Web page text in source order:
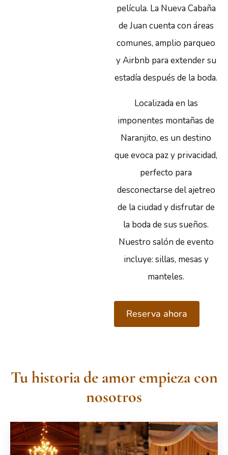
película. La Nueva Cabaña
de Juan cuenta con áreas
comunes, amplio parqueo
y Airbnb para extender su
estadía después de la boda.
Localizada en las
imponentes montañas de
Naranjito, es un destino
que evoca paz y privacidad,
perfecto para
desconectarse del ajetreo
de la ciudad y disfrutar de
la boda de sus sueños.
Nuestro salón de evento
incluye: sillas, mesas y
manteles.
Reserva ahora
Tu historia de amor empieza con
nosotros